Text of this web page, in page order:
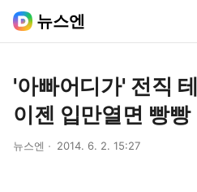
뉴스엔
'아빠어디가' 전직
이젠 입만열면 빵빵
뉴스엔 2014. 6. 2. 15:27